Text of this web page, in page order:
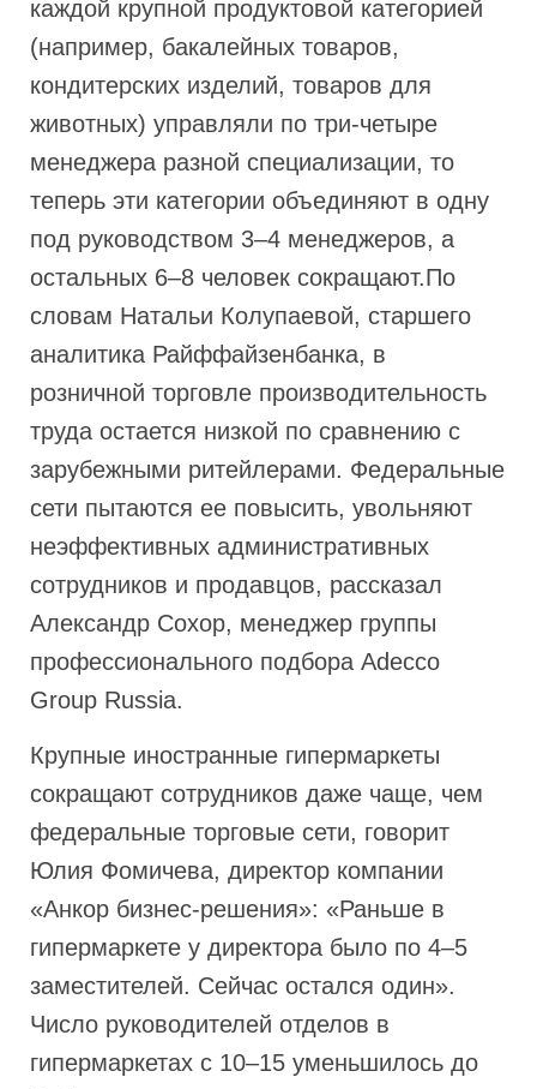
каждой крупной продуктовой категорией
(например, бакалейных товаров,
кондитерских изделий, товаров для
животных) управляли по три-четыре
менеджера разной специализации, то
теперь эти категории объединяют в одну
под руководством 3–4 менеджеров, а
остальных 6–8 человек сокращают.По
словам Натальи Колупаевой, старшего
аналитика Райффайзенбанка, в
розничной торговле производительность
труда остается низкой по сравнению с
зарубежными ритейлерами. Федеральные
сети пытаются ее повысить, увольняют
неэффективных административных
сотрудников и продавцов, рассказал
Александр Сохор, менеджер группы
профессионального подбора Adecco
Group Russia.
Крупные иностранные гипермаркеты
сокращают сотрудников даже чаще, чем
федеральные торговые сети, говорит
Юлия Фомичева, директор компании
«Анкор бизнес-решения»: «Раньше в
гипермаркете у директора было по 4–5
заместителей. Сейчас остался один».
Число руководителей отделов в
гипермаркетах с 10–15 уменьшилось до